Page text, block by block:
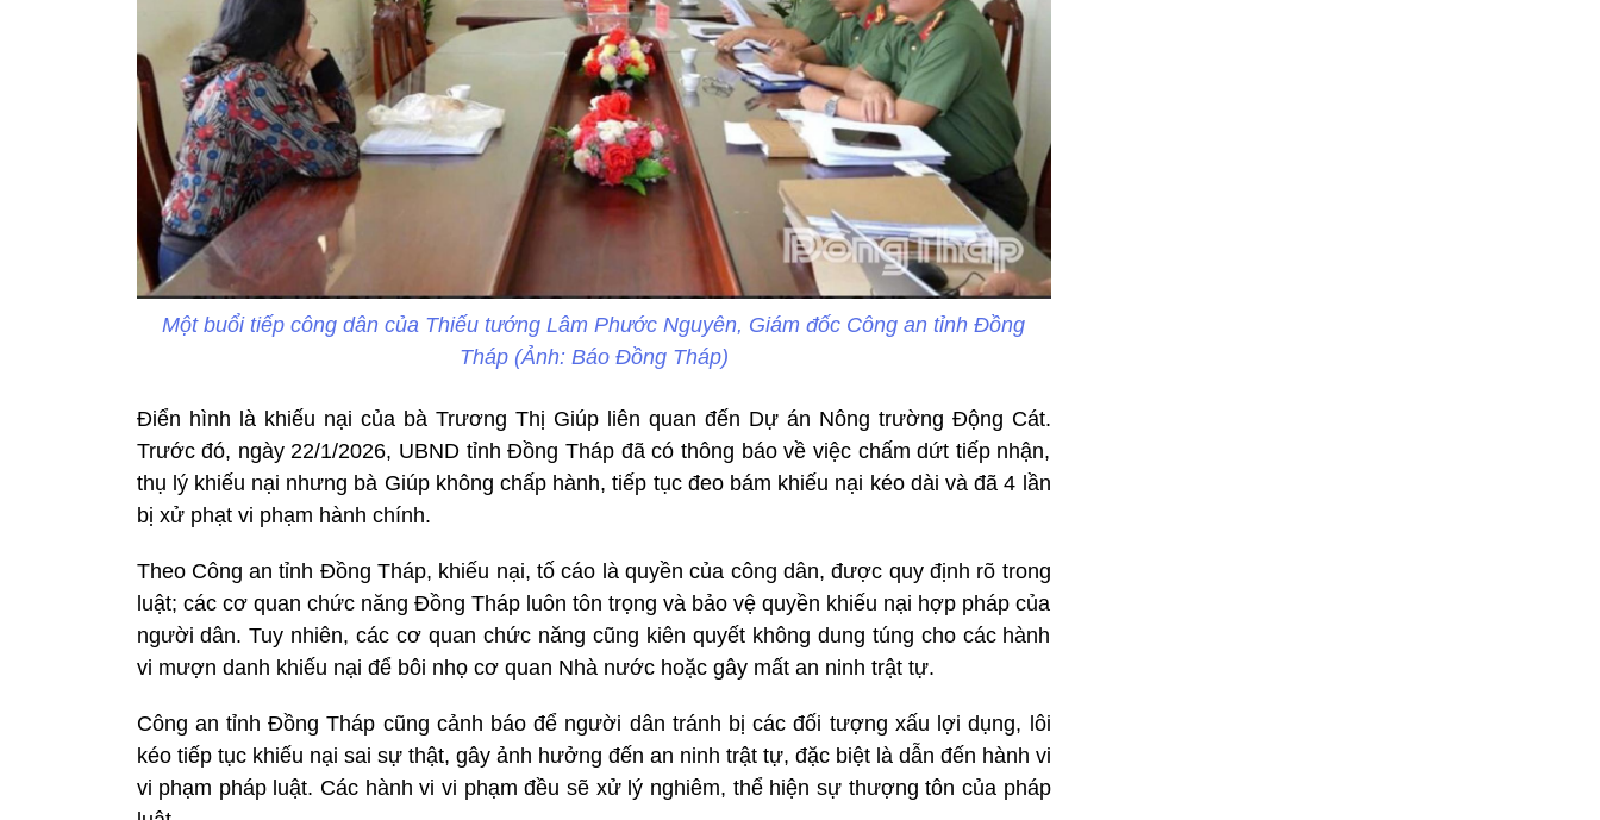
Một buổi tiếp công dân của Thiếu tướng Lâm Phước Nguyên, Giám đốc Công an tỉnh Đồng
Tháp (Ảnh: Báo Đồng Tháp)
Điển hình là khiếu nại của bà Trương Thị Giúp liên quan đến Dự án Nông trường Động Cát.
Trước đó, ngày 22/1/2026, UBND tỉnh Đồng Tháp đã có thông báo về việc chấm dứt tiếp nhận,
thụ lý khiếu nại nhưng bà Giúp không chấp hành, tiếp tục đeo bám khiếu nại kéo dài và đã 4 lần
bị xử phạt vi phạm hành chính.
Theo Công an tỉnh Đồng Tháp, khiếu nại, tố cáo là quyền của công dân, được quy định rõ trong
luật; các cơ quan chức năng Đồng Tháp luôn tôn trọng và bảo vệ quyền khiếu nại hợp pháp của
người dân. Tuy nhiên, các cơ quan chức năng cũng kiên quyết không dung túng cho các hành
vi mượn danh khiếu nại để bôi nhọ cơ quan Nhà nước hoặc gây mất an ninh trật tự.
Công an tỉnh Đồng Tháp cũng cảnh báo để người dân tránh bị các đối tượng xấu lợi dụng, lôi
kéo tiếp tục khiếu nại sai sự thật, gây ảnh hưởng đến an ninh trật tự, đặc biệt là dẫn đến hành vi
vi phạm pháp luật. Các hành vi vi phạm đều sẽ xử lý nghiêm, thể hiện sự thượng tôn của pháp